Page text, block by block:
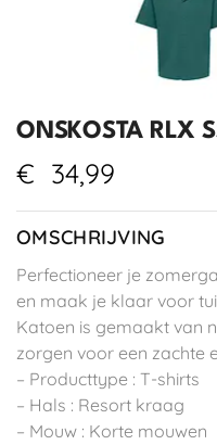
ONSKOSTA RLX
€ 34,99
OMSCHRIJVING
Perfectioneer je
en maak je klaar voor
Katoen is gemaakt van
zorgen voor een zachte
– Producttype : T-shirts
– Hals : Resort kraag
– Mouw : Korte mouwen